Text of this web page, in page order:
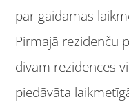
par gaidāmās
Pirmajā rezidenču
divām rezidences
piedāvāta